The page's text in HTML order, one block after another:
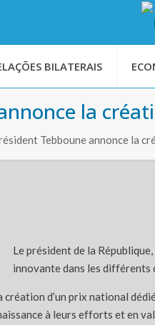
BILATERAIS
la
Tebboune annonce la
Le président de la
innovante dans les différents
création d’un prix national
à leurs efforts et en